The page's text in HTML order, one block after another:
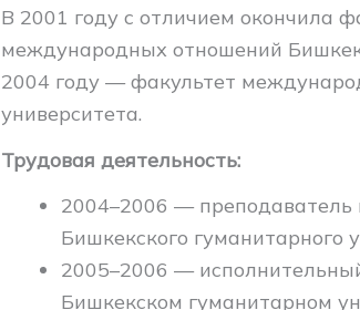
В 2001 году с отличием окончила
международных отношений
2004 году — факультет
университета.
Трудовая деятельность:
2004–2006 — преподаватель
Бишкекского гуманитарного
2005–2006 —
Бишкекском гуманитарном